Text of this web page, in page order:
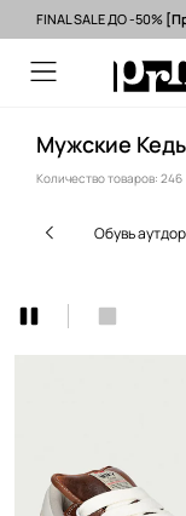
FINAL SALE ДО -50%
Мужские
Количество товаров: 246
обувь аутдор